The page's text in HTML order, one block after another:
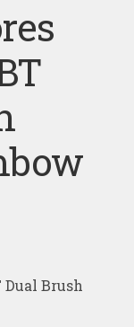
Dual Brush